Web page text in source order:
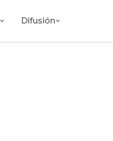
Difusión